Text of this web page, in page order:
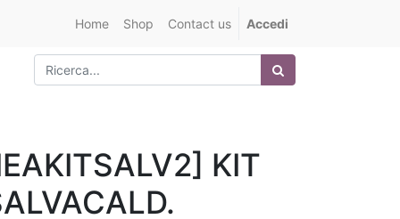
Home Shop Contact us Accedi
KIT